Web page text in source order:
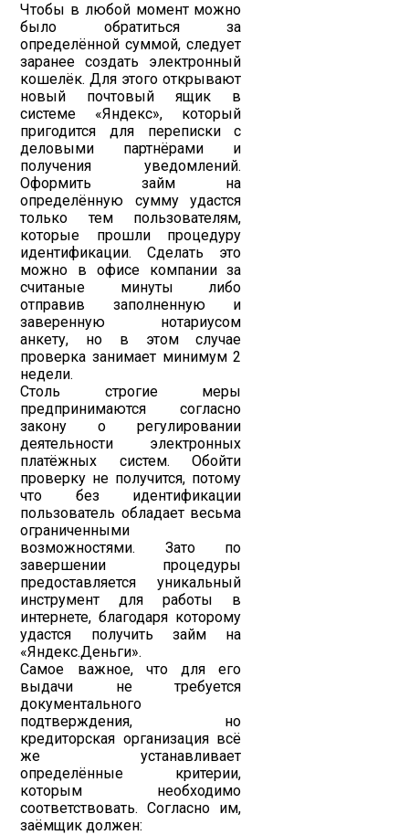
Чтобы в любой момент можно
было обратиться за
определённой суммой, следует
заранее создать электронный
кошелёк. Для этого открывают
новый почтовый ящик в
системе «Яндекс», который
пригодится для переписки с
деловыми партнёрами и
получения уведомлений.
Оформить займ на
определённую сумму удастся
только тем пользователям,
которые прошли процедуру
идентификации. Сделать это
можно в офисе компании за
считаные минуты либо
отправив заполненную и
заверенную нотариусом
анкету, но в этом случае
проверка занимает минимум 2
недели.
Столь строгие меры
предпринимаются согласно
закону о регулировании
деятельности электронных
платёжных систем. Обойти
проверку не получится, потому
что без идентификации
пользователь обладает весьма
ограниченными
возможностями. Зато по
завершении процедуры
предоставляется уникальный
инструмент для работы в
интернете, благодаря которому
удастся получить займ на
«Яндекс.Деньги».
Самое важное, что для его
выдачи не требуется
документального
подтверждения, но
кредиторская организация всё
же устанавливает
определённые критерии,
которым необходимо
соответствовать. Согласно им,
заёмщик должен: